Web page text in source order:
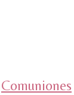
Comuniones